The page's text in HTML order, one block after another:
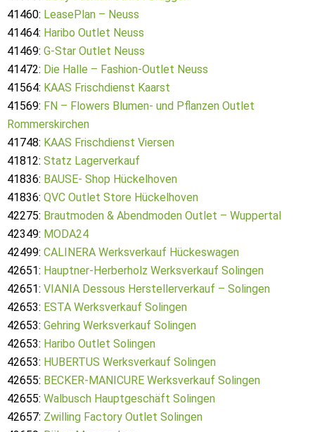
41460: LeasePlan – Neuss
41464: Haribo Outlet Neuss
41469: G-Star Outlet Neuss
41472: Die Halle – Fashion-Outlet Neuss
41564: KAAS Frischdienst Kaarst
41569: FN – Flowers Blumen- und Pflanzen Outlet
Rommerskirchen
41748: KAAS Frischdienst Viersen
41812: Statz Lagerverkauf
41836: BAUSE- Shop Hückelhoven
41836: QVC Outlet Store Hückelhoven
42275: Brautmoden & Abendmoden Outlet – Wuppertal
42349: MODA24
42499: CALINERA Werksverkauf Hückeswagen
42651: Hauptner-Herberholz Werksverkauf Solingen
42651: VIANIA Dessous Herstellerverkauf – Solingen
42653: ESTA Werksverkauf Solingen
42653: Gehring Werksverkauf Solingen
42653: Haribo Outlet Solingen
42653: HUBERTUS Werksverkauf Solingen
42655: BECKER-MANICURE Werksverkauf Solingen
42655: Walbusch Hauptgeschäft Solingen
42657: Zwilling Factory Outlet Solingen